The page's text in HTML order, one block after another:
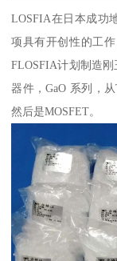
LOSFIA在日本成功
项具有开创性的工作
FLOSFIA计划制造刚
器件，GaO 系列，
然后是MOSFET。